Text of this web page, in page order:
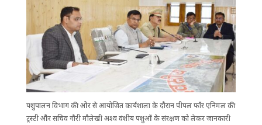
पशुपालन विभाग की ओर से आयोजित कार्यशाला के दौरान पीपल फॉर एनिमल की
ट्रस्टी और सचिव गौरी मौलेखी अश्व वंशीय पशुओं के संरक्षण को लेकर जानकारी